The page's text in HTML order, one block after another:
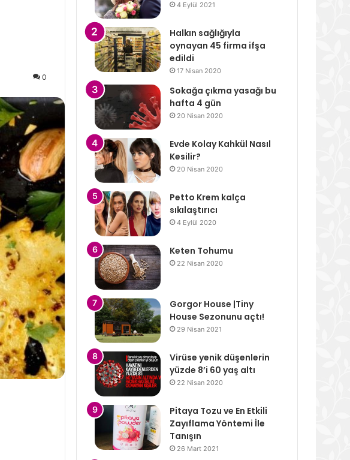
0
4 Eylül 2021
Halkın sağlığıyla
oynayan 45 firma ifşa
edildi
17 Nisan 2020
Sokağa çıkma yasağı bu
hafta 4 gün
20 Nisan 2020
Evde Kolay Kahkül Nasıl
Kesilir?
20 Nisan 2020
Petto Krem kalça
sıkılaştırıcı
4 Eylül 2020
Keten Tohumu
22 Nisan 2020
Gorgor House |Tiny
House Sezonunu açtı!
29 Nisan 2021
Virüse yenik düşenlerin
yüzde 8’i 60 yaş altı
22 Nisan 2020
Pitaya Tozu ve En Etkili
Zayıflama Yöntemi İle
Tanışın
26 Mart 2021